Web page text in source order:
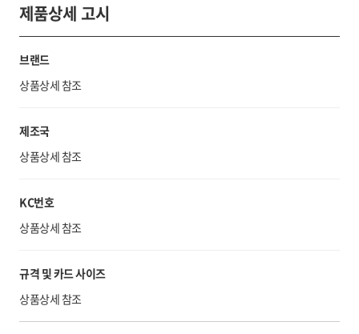
제품상세 고시
브랜드
상품상세 참조
제조국
상품상세 참조
KC번호
상품상세 참조
규격 및 카드 사이즈
상품상세 참조